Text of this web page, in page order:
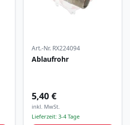
Art.-Nr. RX224094
Ablaufrohr
5,40 €
inkl. MwSt.
Lieferzeit: 3-4 Tage